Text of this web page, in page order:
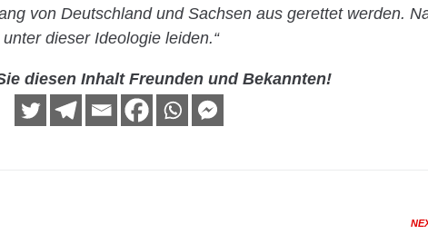
von Deutschland und Sachsen aus gerettet werden.
dieser Ideologie leiden.“
diesen Inhalt Freunden und Bekannten!